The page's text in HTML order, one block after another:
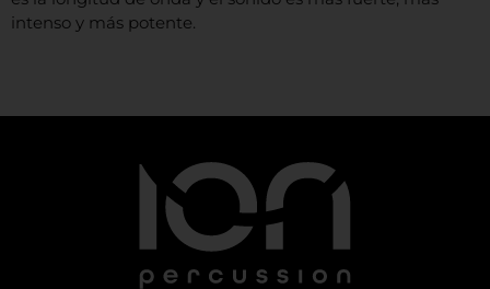
intenso y más potente.